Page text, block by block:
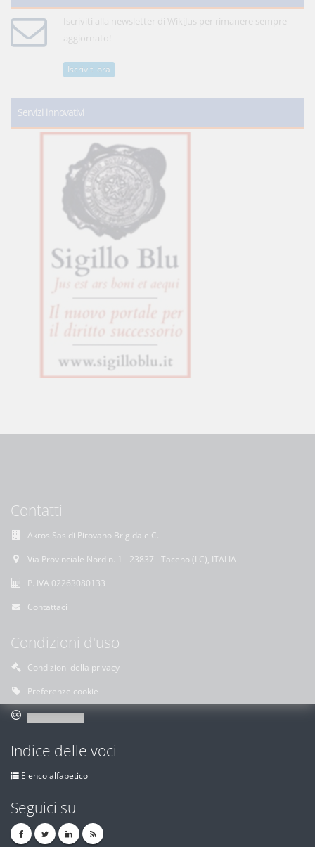
Iscriviti alla newsletter di WikiJus per rimanere sempre
aggiornato!
Iscriviti ora
Servizi innovativi
Contatti
Akros Sas di Pirovano Brigida e C.
Via Provinciale Nord n. 1 - 23837 - Taceno (LC), ITALIA
P. IVA 02263080133
Contattaci
Condizioni d'uso
Condizioni della privacy
Preferenze cookie
Indice delle voci
Elenco alfabetico
Seguici su